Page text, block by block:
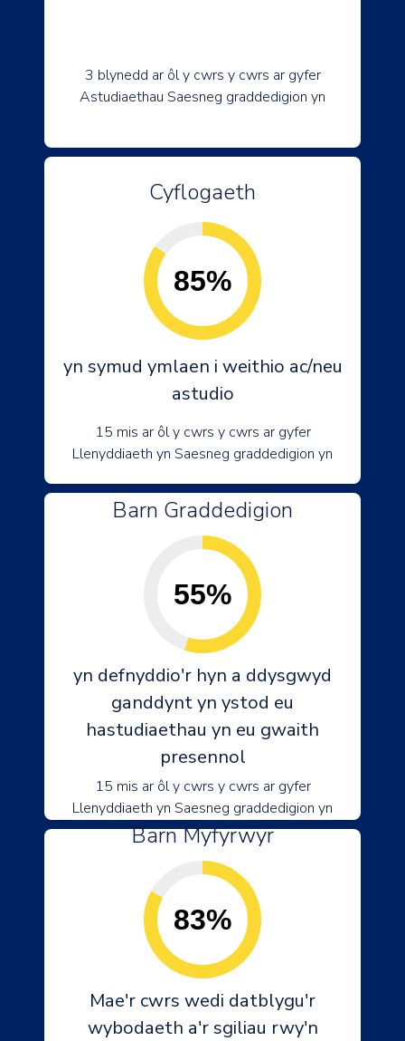
3 blynedd ar ôl y cwrs y cwrs ar gyfer
Astudiaethau Saesneg graddedigion yn
Cyflogaeth
85%
yn symud ymlaen i weithio ac/neu
astudio
15 mis ar ôl y cwrs y cwrs ar gyfer
Llenyddiaeth yn Saesneg graddedigion yn
Barn Graddedigion
55%
yn defnyddio'r hyn a ddysgwyd
ganddynt yn ystod eu
hastudiaethau yn eu gwaith
presennol
15 mis ar ôl y cwrs y cwrs ar gyfer
Llenyddiaeth yn Saesneg graddedigion yn
Barn Myfyrwyr
83%
Mae'r cwrs wedi datblygu'r
wybodaeth a'r sgiliau rwy'n